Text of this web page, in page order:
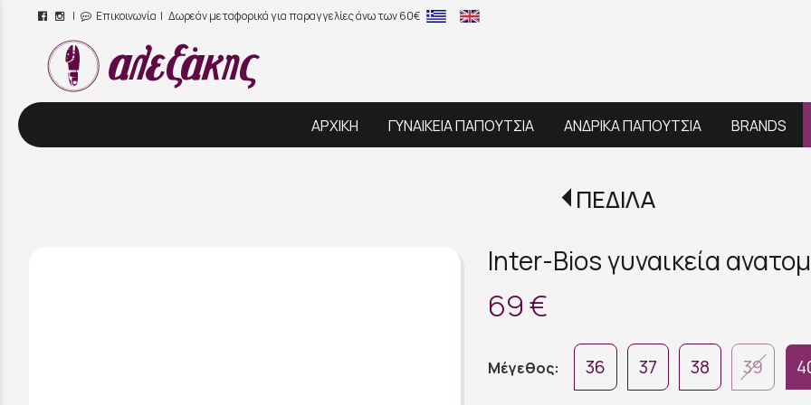
| Επικοινωνία | Δωρεάν μεταφορικά για παραγγελίες άνω των 60€
/
ΑΡΧΙΚΗ ΓΥΝΑΙΚΕΙΑ ΠΑΠΟΥΤΣΙΑ ΑΝΔΡΙΚΑ ΠΑΠΟΥΤΣΙΑ BRANDS
ΠΕΔΙΛΑ
Inter-Bios γυναικεία
69 €
Μέγεθος: 36 37 38 39